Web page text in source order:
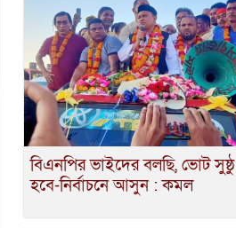
বিএনপির ভাইদের বলছি, ভোট সুষ্ঠু
হবে-নির্বাচনে আসুন : কমল